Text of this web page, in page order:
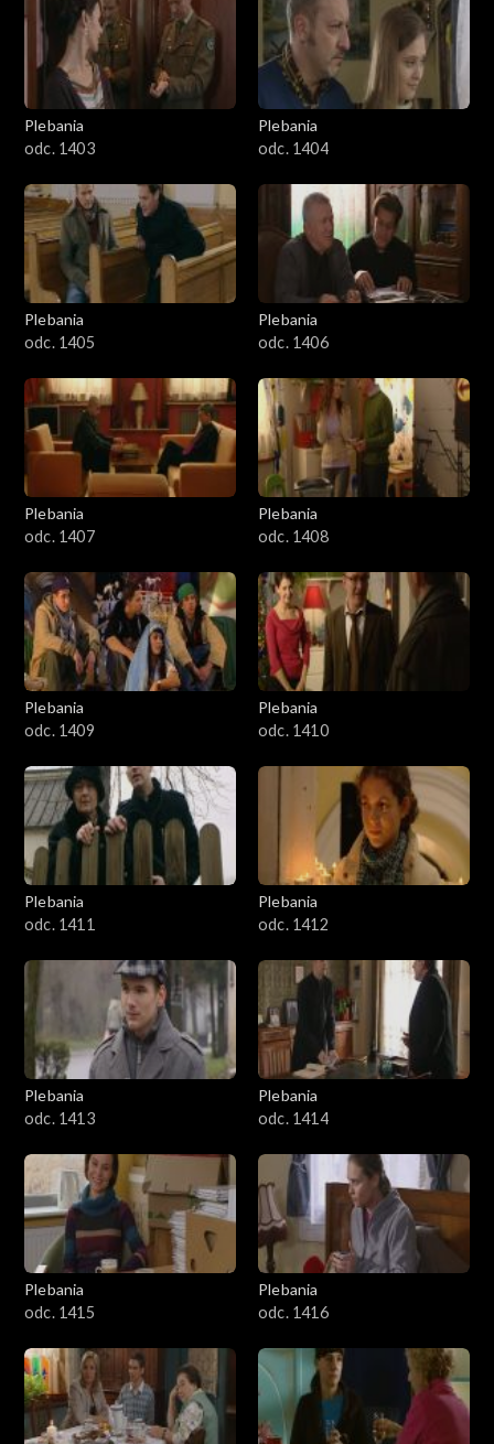
501–600
601–700
801-900
901-1000
1001-1100
1101-1200
1201-1300
1301-1400
1501-1600
1601-1700
1701-1800
1801–1829
Odcinki specjalne
Plebania
odc. 1403
Plebania
odc. 1404
Plebania
odc. 1405
Plebania
odc. 1406
Plebania
odc. 1407
Plebania
odc. 1408
Plebania
odc. 1409
Plebania
odc. 1410
Plebania
odc. 1411
Plebania
odc. 1412
Plebania
odc. 1413
Plebania
odc. 1414
Plebania
odc. 1415
Plebania
odc. 1416